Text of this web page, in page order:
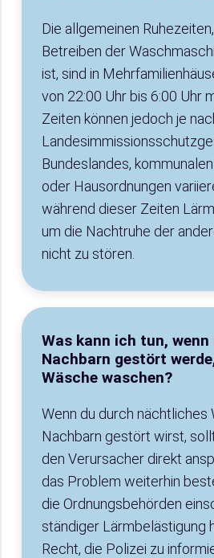
Die allgemeinen
Betreiben der
ist, sind in
von 22:00 Uhr bis 6:00 Uhr
Zeiten können jedoch je
Bundeslandes,
oder Hausordnungen
während dieser Zeiten
um die Nachtruhe der
nicht zu stören.
Was kann ich tun,
Nachbarn gestört
Wäsche waschen?
Wenn du durch nächtliches
Nachbarn gestört wirst,
den Verursacher direkt
das Problem weiterhin
die Ordnungsbehörden
ständiger Lärmbelästigung
Recht, die Polizei zu